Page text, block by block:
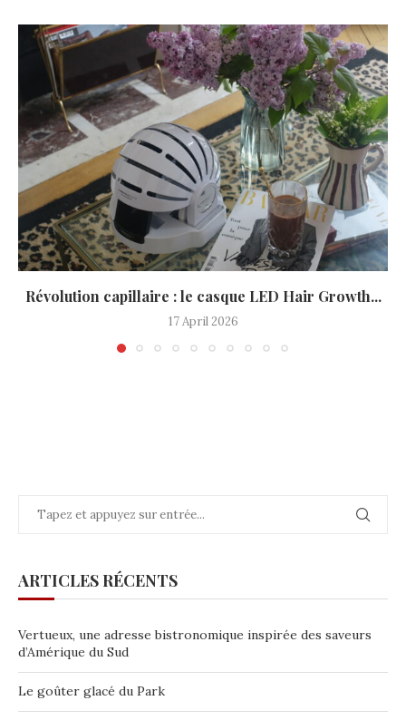
Révolution capillaire : le casque LED Hair Growth...
17 April 2026
ARTICLES RÉCENTS
Vertueux, une adresse bistronomique inspirée des saveurs
d’Amérique du Sud
Le goûter glacé du Park